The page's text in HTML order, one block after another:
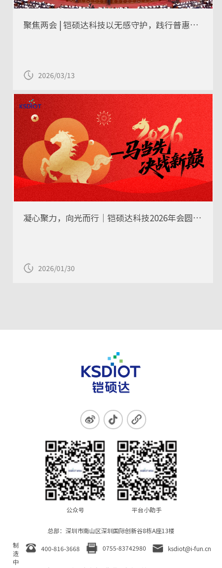
聚焦两会 | 铠硕达科技以无感守护，践行普惠智慧养老新范式
2026/03/13
凝心聚力，向光而行｜铠硕达科技2026年会圆满举行！
2026/01/30
公众号 平台小助手
总部：深圳市南山区深圳国际创新谷8栋A座13楼
400-816-3668 0755-83742980 ksdiot@i-fun.cn
制
造
中